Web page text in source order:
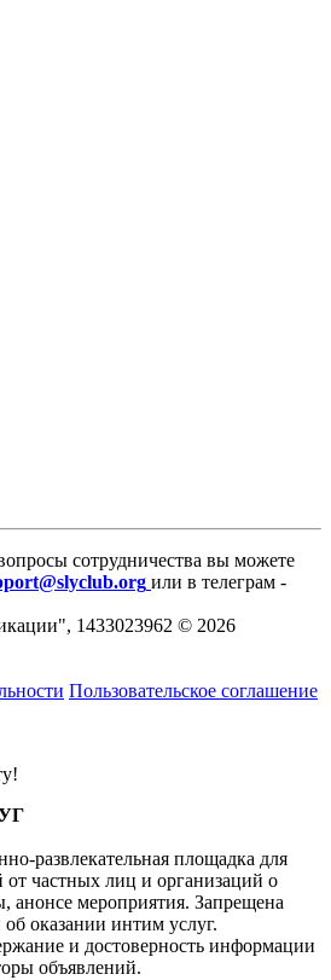
сотрудничества вы можете
или в телеграм -
1433023962 © 2026
Пользовательское соглашение
развлекательная площадка для
частных лиц и организаций о
анонсе мероприятия. Запрещена
оказании интим услуг.
и достоверность информации
объявлений.